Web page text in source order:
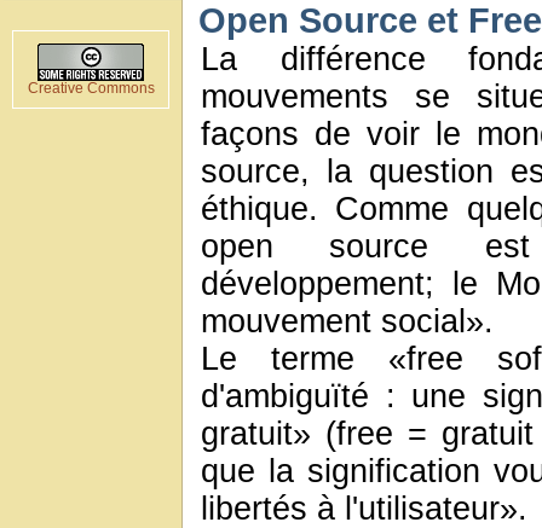
Creative Commons
Open Source et
La différence
mouvements se
façons de voir le
source, la question
éthique. Comme
open source
développement; le
mouvement social».
Le terme «free
d'ambiguïté : une
gratuit» (free =
que la signification
libertés à l'utilisateur».